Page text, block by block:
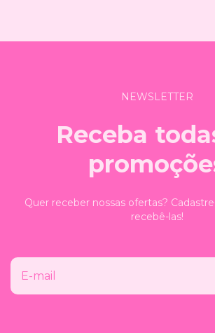
NEWSLETTER
Receba
Quer receber nossas ofertas?
recebê-las!